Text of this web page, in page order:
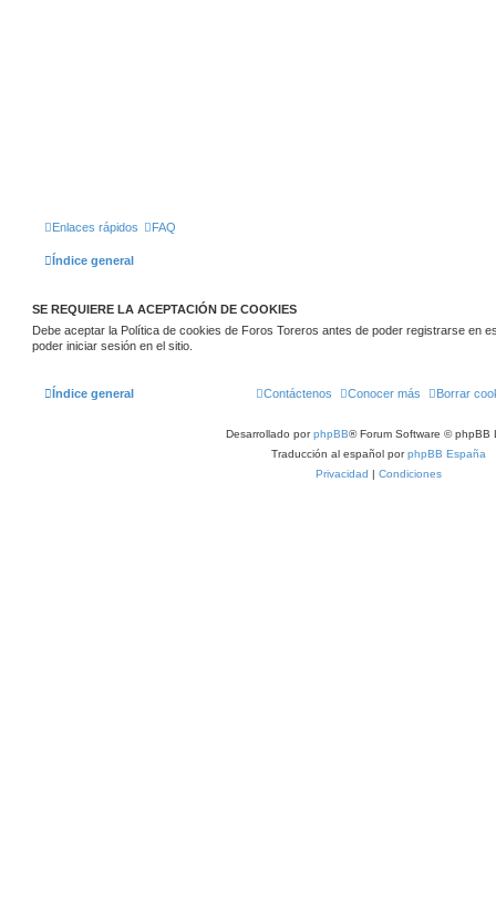
Enlaces rápidos FAQ
Índice general
SE REQUIERE LA ACEPTACIÓN DE COOKIES
Debe aceptar la Política de cookies de Foros Toreros antes de poder registrarse en
poder iniciar sesión en el sitio.
Índice general Borrar
Conocer más
Contáctenos
Desarrollado porphpBB® Forum Software © phpBB
Traducción al español porphpBB España
Privacidad | Condiciones